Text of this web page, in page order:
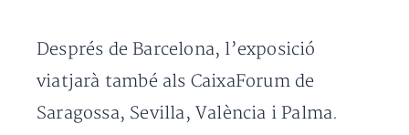
Després de Barcelona, l’exposició
viatjarà també als CaixaForum de
Saragossa, Sevilla, València i Palma.